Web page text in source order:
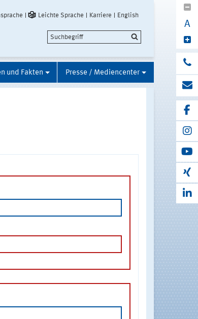
Leichte Sprache Karriere English
A
und Fakten Presse / Mediencenter